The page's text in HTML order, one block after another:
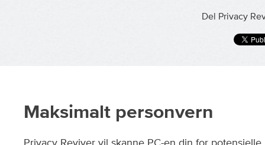
Del Privacy
Maksimalt personvern
Privacy Reviver vil skanne PC-en din for potensielle